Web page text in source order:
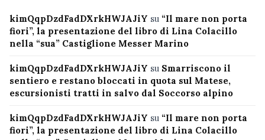
kimQqpDzdFadDXrkHWJAJiY su “Il mare non porta
fiori”, la presentazione del libro di Lina Colacillo
nella “sua” Castiglione Messer Marino
kimQqpDzdFadDXrkHWJAJiY su Smarriscono il
sentiero e restano bloccati in quota sul Matese,
escursionisti tratti in salvo dal Soccorso alpino
kimQqpDzdFadDXrkHWJAJiY su “Il mare non porta
fiori”, la presentazione del libro di Lina Colacillo